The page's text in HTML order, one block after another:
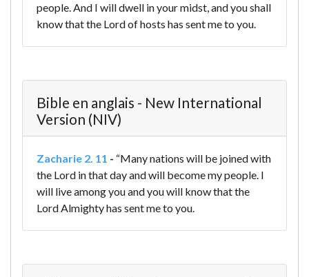
people. And I will dwell in your midst, and you shall
know that the Lord of hosts has sent me to you.
Bible en anglais - New International
Version (NIV)
Zacharie 2. 11 - “Many nations will be joined with
the Lord in that day and will become my people. I
will live among you and you will know that the
Lord Almighty has sent me to you.